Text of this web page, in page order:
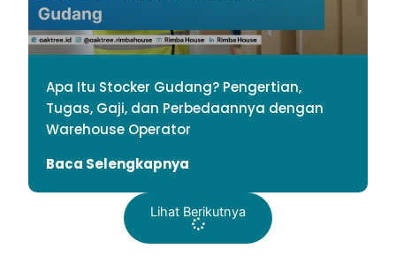
Apa Itu Stocker Gudang? Pengertian,
Tugas, Gaji, dan Perbedaannya dengan
Warehouse Operator
Baca Selengkapnya
Lihat Berikutnya